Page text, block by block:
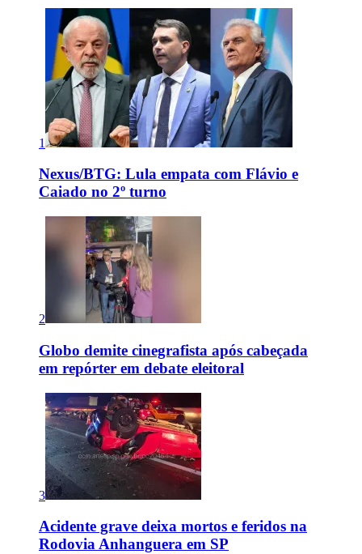
1
Nexus/BTG: Lula empata com Flávio e
Caiado no 2º turno
2
Globo demite cinegrafista após cabeçada
em repórter em debate eleitoral
3
Acidente grave deixa mortos e feridos na
Rodovia Anhanguera em SP